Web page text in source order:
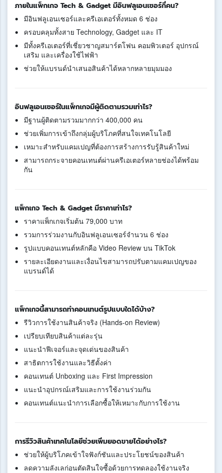
ภายในแพ็กเกจ Tech & Gadget มีอินฟลูเอนเซอร์กี่คน?
มีอินฟลูเอนเซอร์และครีเอเตอร์ทั้งหมด 6 ช่อง
ครอบคลุมทั้งสาย Technology, Gadget และ IT
มีทั้งครีเอเตอร์ที่เชี่ยวชาญสมาร์ตโฟน คอมพิวเตอร์ อุปกรณ์
เสริม และเครื่องใช้ไฟฟ้า
ช่วยให้แบรนด์นำเสนอสินค้าได้หลากหลายมุมมอง
อินฟลูเอนเซอร์ในแพ็กเกจมีผู้ติดตามรวมเท่าไร?
มีฐานผู้ติดตามรวมมากกว่า 400,000 คน
ช่วยเพิ่มการเข้าถึงกลุ่มผู้บริโภคที่สนใจเทคโนโลยี
เหมาะสำหรับแคมเปญที่ต้องการสร้างการรับรู้สินค้าใหม่
สามารถกระจายคอนเทนต์ผ่านครีเอเตอร์หลายช่องได้พร้อม
กัน
แพ็กเกจ Tech & Gadget มีราคาเท่าไร?
ราคาแพ็กเกจเริ่มต้น 79,000 บาท
รวมการร่วมงานกับอินฟลูเอนเซอร์จำนวน 6 ช่อง
รูปแบบคอนเทนต์หลักคือ Video Review บน TikTok
รายละเอียดงานและเงื่อนไขสามารถปรับตามแคมเปญของ
แบรนด์ได้
แพ็กเกจนี้สามารถทำคอนเทนต์รูปแบบใดได้บ้าง?
รีวิวการใช้งานสินค้าจริง (Hands-on Review)
เปรียบเทียบสินค้าแต่ละรุ่น
แนะนำฟีเจอร์และจุดเด่นของสินค้า
สาธิตการใช้งานและวิธีตั้งค่า
คอนเทนต์ Unboxing และ First Impression
แนะนำอุปกรณ์เสริมและการใช้งานร่วมกัน
คอนเทนต์แนะนำการเลือกซื้อให้เหมาะกับการใช้งาน
การรีวิวสินค้าเทคโนโลยีช่วยเพิ่มยอดขายได้อย่างไร?
ช่วยให้ผู้บริโภคเข้าใจฟังก์ชันและประโยชน์ของสินค้า
ลดความลังเลก่อนตัดสินใจซื้อด้วยการทดลองใช้งานจริง